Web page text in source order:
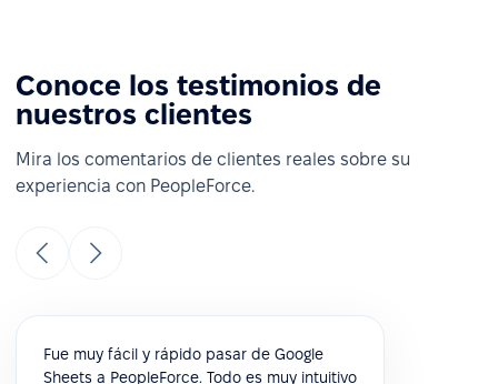
Conoce los testimonios de
nuestros clientes
Mira los comentarios de clientes reales sobre su
experiencia con PeopleForce.
Fue muy fácil y rápido pasar de Google
Sheets a PeopleForce. Todo es muy intuitivo